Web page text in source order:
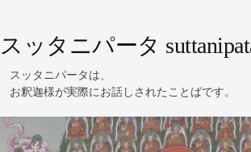
スッタニパータ